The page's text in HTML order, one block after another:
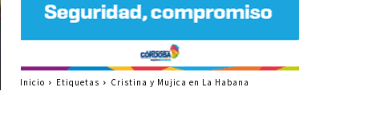
Inicio Etiquetas Cristina y Mujica en La Habana